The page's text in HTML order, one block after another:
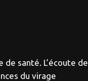
santé. L’écoute de
du virage